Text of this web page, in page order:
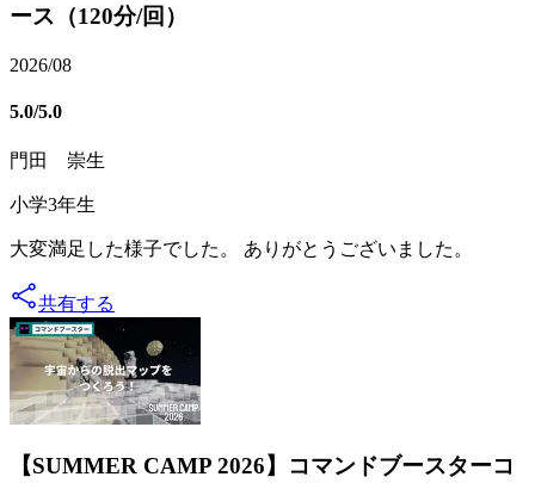
ース（120分/回）
2026/08
5.0/5.0
門田 崇生
小学3年生
大変満足した様子でした。 ありがとうございました。
共有する
【SUMMER CAMP 2026】コマンドブースターコ